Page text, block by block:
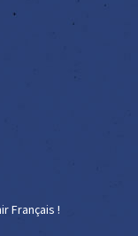
Français !